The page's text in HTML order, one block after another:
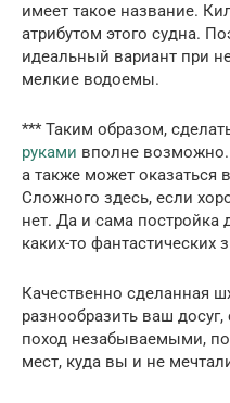
имеет такое название.
атрибутом этого судна.
идеальный вариант при
мелкие водоемы.
*** Таким образом,
руками вполне
а также может оказаться
Сложного здесь, если
нет. Да и сама постройка
каких-то фантастических
Качественно сделанная
разнообразить ваш
поход незабываемыми,
мест, куда вы и не